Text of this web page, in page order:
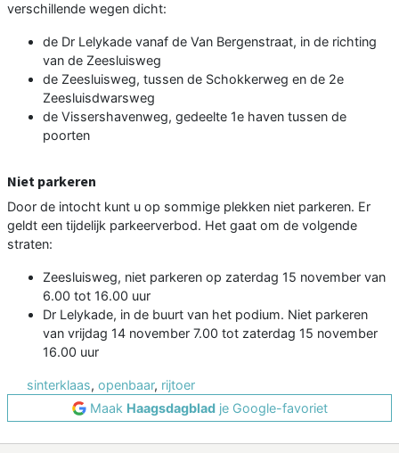
verschillende wegen dicht:
de Dr Lelykade vanaf de Van Bergenstraat, in de richting
van de Zeesluisweg
de Zeesluisweg, tussen de Schokkerweg en de 2e
Zeesluisdwarsweg
de Vissershavenweg, gedeelte 1e haven tussen de
poorten
Niet parkeren
Door de intocht kunt u op sommige plekken niet parkeren. Er
geldt een tijdelijk parkeerverbod. Het gaat om de volgende
straten:
Zeesluisweg, niet parkeren op zaterdag 15 november van
6.00 tot 16.00 uur
Dr Lelykade, in de buurt van het podium. Niet parkeren
van vrijdag 14 november 7.00 tot zaterdag 15 november
16.00 uur
sinterklaas, openbaar, rijtoer
Maak Haagsdagbladje Google-favoriet